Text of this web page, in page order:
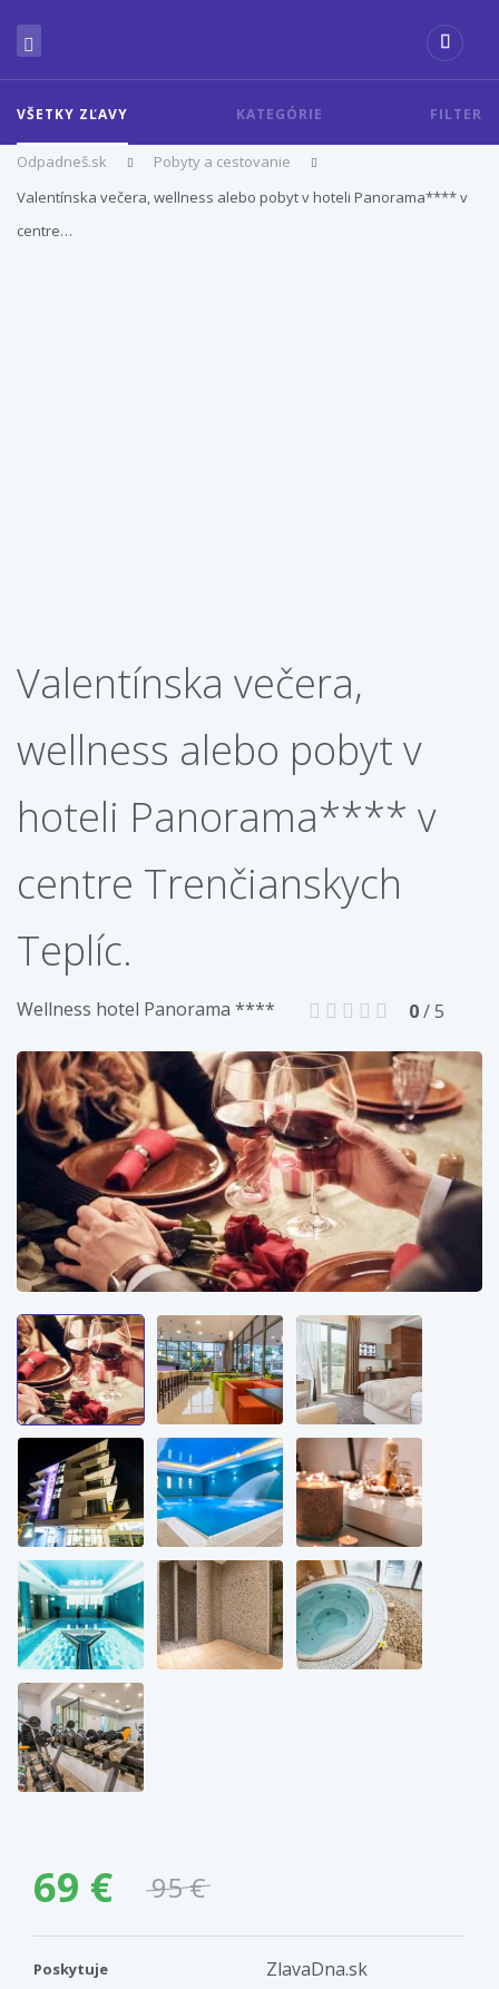
VŠETKY ZĽAVY KATEGÓRIE FILTER
Odpadneš.sk
Pobyty a cestovanie
Valentínska večera, wellness alebo pobyt v hoteli Panorama**** v
centre…
Valentínska večera,
wellness alebo pobyt v
hoteli Panorama**** v
centre Trenčianskych
Teplíc.
Wellness hotel Panorama **** 0/ 5
69 € 95 €
Poskytuje ZlavaDna.sk